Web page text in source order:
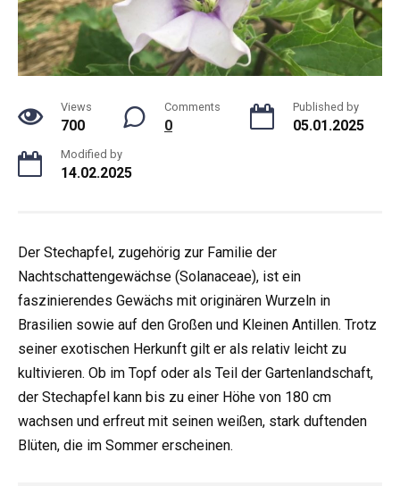
Views
700
Comments
0
Published by
05.01.2025
Modified by
14.02.2025
Der Stechapfel, zugehörig zur Familie der
Nachtschattengewächse (Solanaceae), ist ein
faszinierendes Gewächs mit originären Wurzeln in
Brasilien sowie auf den Großen und Kleinen Antillen. Trotz
seiner exotischen Herkunft gilt er als relativ leicht zu
kultivieren. Ob im Topf oder als Teil der Gartenlandschaft,
der Stechapfel kann bis zu einer Höhe von 180 cm
wachsen und erfreut mit seinen weißen, stark duftenden
Blüten, die im Sommer erscheinen.